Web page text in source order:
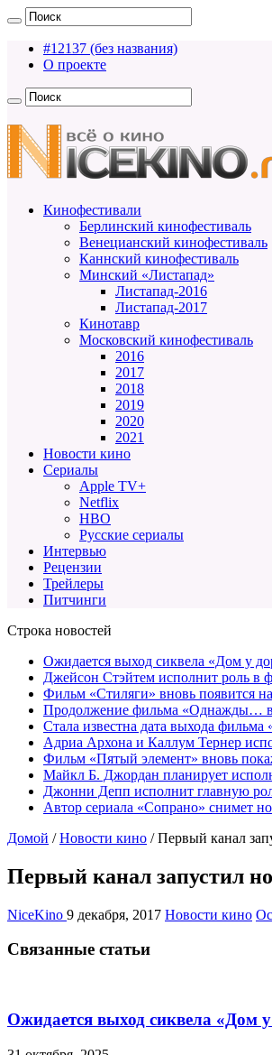
#12137 (без названия)
О проекте
Кинофестивали
Берлинский кинофестиваль
Венецианский кинофестиваль
Каннский кинофестиваль
Минский «Листапад»
Листапад-2016
Листапад-2017
Кинотавр
Московский кинофестиваль
2016
2017
2018
2019
2020
2021
Новости кино
Сериалы
Apple TV+
Netflix
HBO
Русские сериалы
Интервью
Рецензии
Трейлеры
Питчинги
Строка новостей
Ожидается выход сиквела «Дом у
Джейсон Стэйтем исполнит роль в
Фильм «Стиляги» вновь появится
Продолжение фильма «Однажды… в
Стала известна дата выхода
Адриа Архона и Каллум Тернер
Фильм «Пятый элемент» вновь
Майкл Б. Джордан планирует
Джонни Депп исполнит главную
Автор сериала «Сопрано» снимет
Домой / Новости кино / Первый канал
Первый канал запустил
NiceKino 9 декабря, 2017 Новости кино
Связанные статьи
Ожидается выход сиквела «Дом